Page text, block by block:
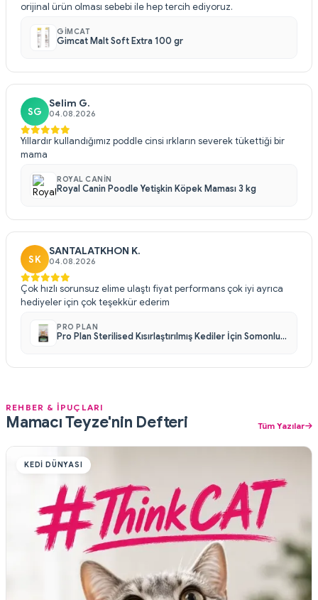
orijinal ürün olması sebebi ile hep tercih ediyoruz.
GIMCAT
Gimcat Malt Soft Extra 100 gr
SG
Selim G.
04.08.2026
Yıllardır kullandığımız poddle cinsi ırkların severek tükettiği bir
mama
ROYAL CANIN
Royal Canin Poodle Yetişkin Köpek Maması 3 kg
SK
SANTALATKHON K.
04.08.2026
Çok hızlı sorunsuz elime ulaştı fiyat performans çok iyi ayrıca
hediyeler için çok teşekkür ederim
PRO PLAN
Pro Plan Sterilised Kısırlaştırılmış Kediler İçin Somonlu Kedi Maması 10 kg
REHBER & İPUÇLARI
Mamacı Teyze'nin Defteri Tüm Yazılar
KEDI DÜNYASI